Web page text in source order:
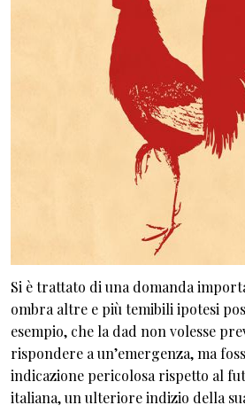
Si è trattato di una domanda
ombra altre e più temibili ipotesi
esempio, che la dad non volesse
rispondere a un’emergenza, ma
indicazione pericolosa rispetto al
italiana, un ulteriore indizio della